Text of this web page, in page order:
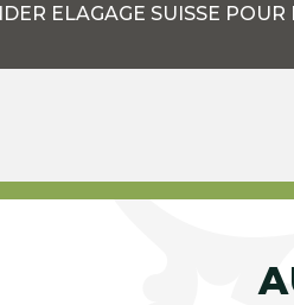
ELAGAGE SUISSE POUR